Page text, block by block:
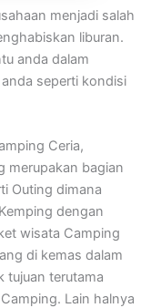
menjadi salah
liburan.
anda dalam
seperti kondisi
Ceria,
merupakan bagian
Outing dimana
dengan
wisata Camping
di kemas dalam
tujuan terutama
Lain halnya